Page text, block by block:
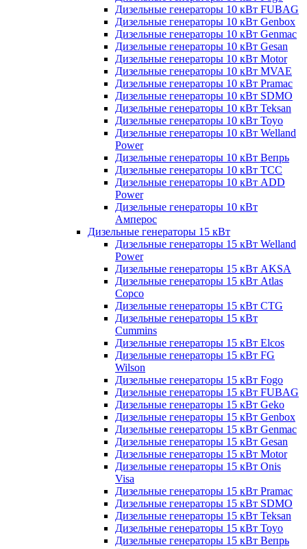
Дизельные генераторы 10 кВт FUBAG
Дизельные генераторы 10 кВт Genbox
Дизельные генераторы 10 кВт Genmac
Дизельные генераторы 10 кВт Gesan
Дизельные генераторы 10 кВт Motor
Дизельные генераторы 10 кВт MVAE
Дизельные генераторы 10 кВт Pramac
Дизельные генераторы 10 кВт SDMO
Дизельные генераторы 10 кВт Teksan
Дизельные генераторы 10 кВт Toyo
Дизельные генераторы 10 кВт Welland
Power
Дизельные генераторы 10 кВт Вепрь
Дизельные генераторы 10 кВт ТСС
Дизельные генераторы 10 кВт ADD
Power
Дизельные генераторы 10 кВт
Амперос
Дизельные генераторы 15 кВт
Дизельные генераторы 15 кВт Welland
Power
Дизельные генераторы 15 кВт AKSA
Дизельные генераторы 15 кВт Atlas
Copco
Дизельные генераторы 15 кВт CTG
Дизельные генераторы 15 кВт
Cummins
Дизельные генераторы 15 кВт Elcos
Дизельные генераторы 15 кВт FG
Wilson
Дизельные генераторы 15 кВт Fogo
Дизельные генераторы 15 кВт FUBAG
Дизельные генераторы 15 кВт Geko
Дизельные генераторы 15 кВт Genbox
Дизельные генераторы 15 кВт Genmac
Дизельные генераторы 15 кВт Gesan
Дизельные генераторы 15 кВт Motor
Дизельные генераторы 15 кВт Onis
Visa
Дизельные генераторы 15 кВт Pramac
Дизельные генераторы 15 кВт SDMO
Дизельные генераторы 15 кВт Teksan
Дизельные генераторы 15 кВт Toyo
Дизельные генераторы 15 кВт Вепрь